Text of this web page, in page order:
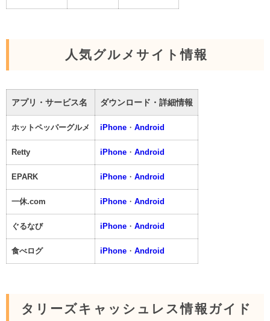
人気グルメサイト情報
アプリ・サービス名 ダウンロード・詳細情報
ホットペッパーグルメ iPhone ・ Android
Retty iPhone ・ Android
EPARK iPhone ・ Android
一休.com iPhone ・ Android
ぐるなび iPhone ・ Android
食べログ iPhone ・ Android
タリーズキャッシュレス情報ガイド